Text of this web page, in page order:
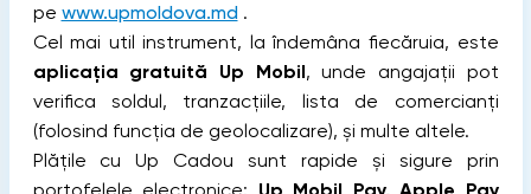
pe www.upmoldova.md.
Cel mai util instrument, la îndemâna fiecăruia, este
aplicația gratuită Up Mobil, unde angajații pot
verifica soldul, tranzacțiile, lista de comercianți
(folosind funcția de geolocalizare), și multe altele.
Plățile cu Up Cadou sunt rapide și sigure prin